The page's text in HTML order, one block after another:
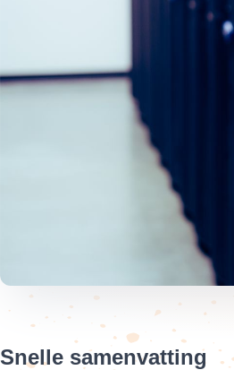
Snelle samenvatting